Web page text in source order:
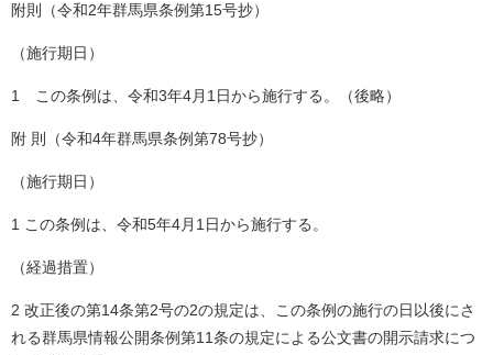
附則（令和2年群馬県条例第15号抄）
（施行期日）
1 この条例は、令和3年4月1日から施行する。（後略）
附 則（令和4年群馬県条例第78号抄）
（施行期日）
1 この条例は、令和5年4月1日から施行する。
（経過措置）
2 改正後の第14条第2号の2の規定は、この条例の施行の日以後にさ
れる群馬県情報公開条例第11条の規定による公文書の開示請求につ